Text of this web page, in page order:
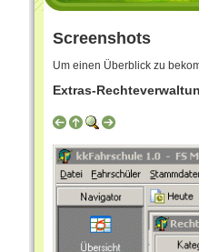
Screenshots
Um einen Überblick zu
Extras-